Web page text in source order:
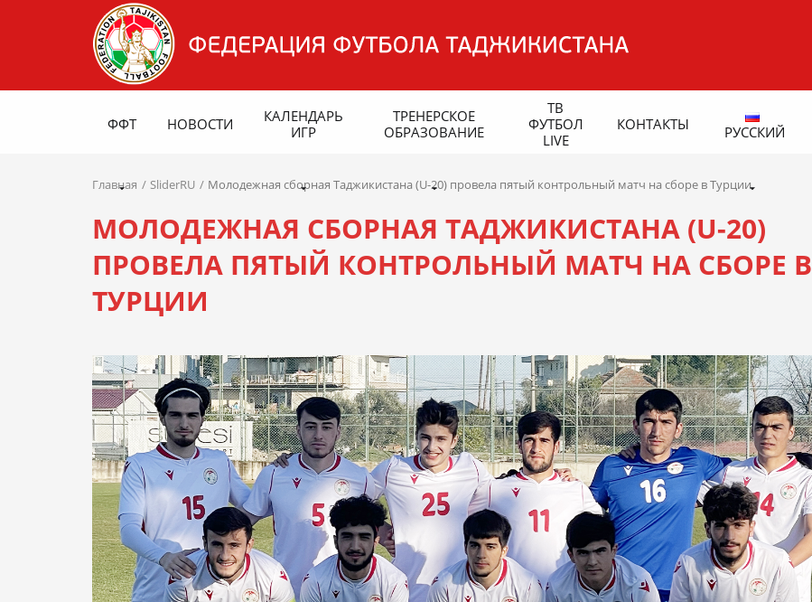
ФФТ НОВОСТИ
КАЛЕНДАРЬ
ИГР
ТРЕНЕРСКОЕ
ОБРАЗОВАНИЕ
ТВ
ФУТБОЛ
LIVE
КОНТАКТЫ РУССКИЙ
Главная SliderRU Молодежная сборная Таджикистана (U-20) провела пятый контрольный матч на сборе в Турции
МОЛОДЕЖНАЯ СБОРНАЯ ТАДЖИКИСТАНА (U-20)
ПРОВЕЛА ПЯТЫЙ КОНТРОЛЬНЫЙ МАТЧ НА СБОРЕ В
ТУРЦИИ